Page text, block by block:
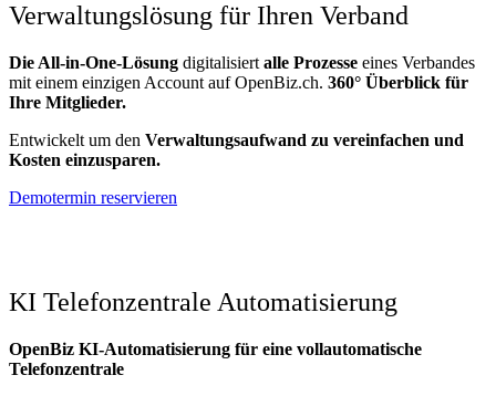
Verwaltungslösung für Ihren Verband
Die All-in-One-Lösung digitalisiert alle Prozesse eines Verbandes
mit einem einzigen Account auf OpenBiz.ch. 360° Überblick für
Ihre Mitglieder.
Entwickelt um den Verwaltungsaufwand zu vereinfachen und
Kosten einzusparen.
Demotermin reservieren
KI Telefonzentrale Automatisierung
OpenBiz KI-Automatisierung für eine vollautomatische
Telefonzentrale